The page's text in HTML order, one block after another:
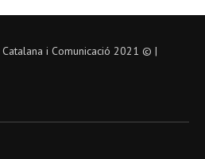
i Comunicació 2021 © |